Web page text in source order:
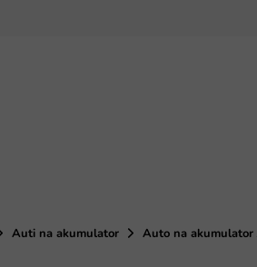
Auti na akumulator Auto na akumulator